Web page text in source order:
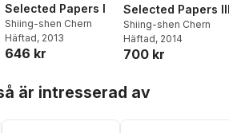
Selected Papers I
Shiing-shen Chern
Häftad, 2013
646 kr
Selected Papers
Shiing-shen Chern
Häftad, 2014
700 kr
är intresserad av